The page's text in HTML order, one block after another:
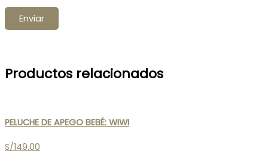
Productos relacionados
PELUCHE DE APEGO BEBÉ: WIWI
S/149.00